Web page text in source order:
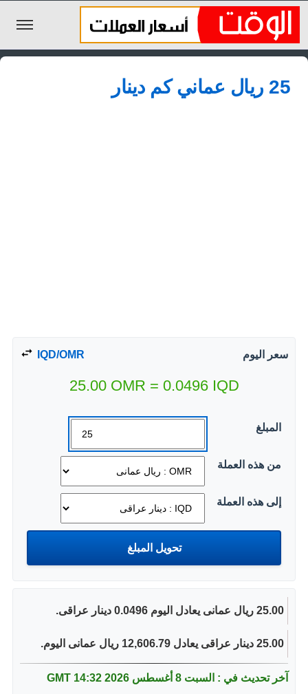
الليرة السورية
الجنيه المصري
25 ريال عماني كم دينار
سعر اليوم IQD/OMR
25.00 OMR = 0.0496 IQD
المبلغ
من هذه العملة
إلى هذه العملة
25.00 ريال عمانى يعادل اليوم 0.0496 دينار عراقى.
25.00 دينار عراقى يعادل 12,606.79 ريال عمانى اليوم.
آخر تحديث في : السبت 8 أغسطس 2026 14:32 GMT